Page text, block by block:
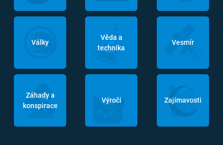
Války
Věda a
technika
Vesmír
Záhady a
konspirace
Výročí Zajímavosti